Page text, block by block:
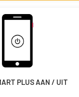
PLUS AAN / UIT